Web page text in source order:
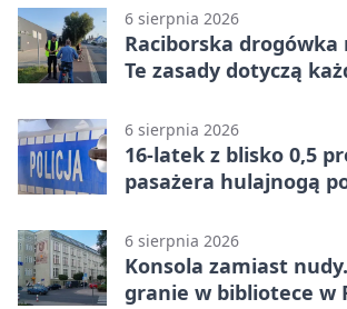
6 sierpnia 2026
Raciborska drogówka
Te zasady dotyczą
6 sierpnia 2026
16-latek z blisko 0,5
pasażera hulajnogą
6 sierpnia 2026
Konsola zamiast
granie w bibliotece w